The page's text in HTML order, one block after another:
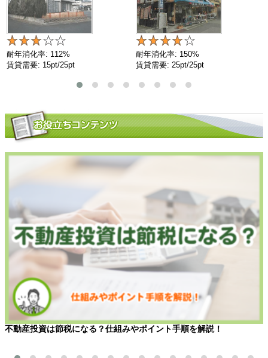
耐年消化率: 112%
賃貸需要: 15pt/25pt
耐年消化率: 150%
賃貸需要: 25pt/25pt
不動産投資は節税になる？仕組みやポイント手順を解説！